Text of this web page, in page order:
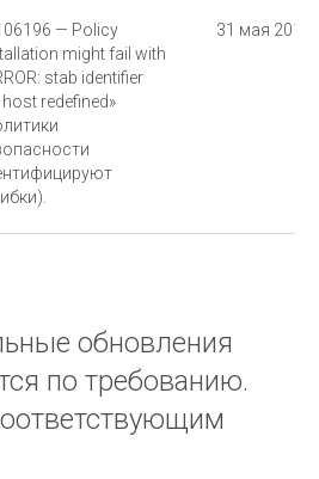
— Policy
might fail with
stab identifier
redefined»
31 мая 2015
обновления
по требованию.